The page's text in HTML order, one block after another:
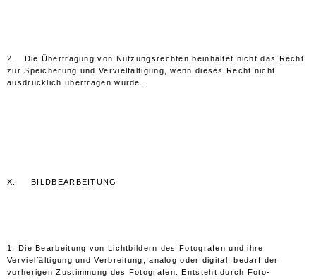
2. Die Übertragung von Nutzungsrechten beinhaltet nicht das Recht
zur Speicherung und Vervielfältigung, wenn dieses Recht nicht
ausdrücklich übertragen wurde.
X. BILDBEARBEITUNG
1. Die Bearbeitung von Lichtbildern des Fotografen und ihre
Vervielfältigung und Verbreitung, analog oder digital, bedarf der
vorherigen Zustimmung des Fotografen. Entsteht durch Foto-